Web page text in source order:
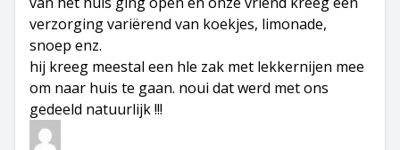
verzorging variërend van koekjes, limonade,
snoep enz.
hij kreeg meestal een hle zak met lekkernijen mee
om naar huis te gaan. noui dat werd met ons
gedeeld natuurlijk !!!